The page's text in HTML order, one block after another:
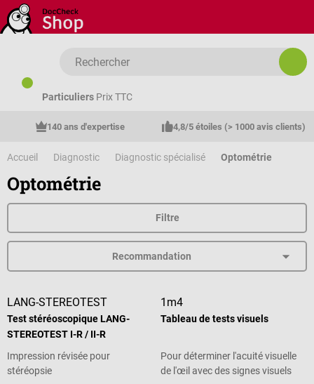
Passer au contenu principal
Particuliers Prix TTC
140 ans d'expertise 4,8/5 étoiles (> 1000 avis clients)
Accueil Diagnostic Diagnostic spécialisé Optométrie
Optométrie
Filtre
LANG-STEREOTEST
Test stéréoscopique LANG-
STEREOTEST I-R / II-R
Impression révisée pour
stéréopsie
1m4
Tableau de tests visuels
Pour déterminer l'acuité visuelle
de l'œil avec des signes visuels